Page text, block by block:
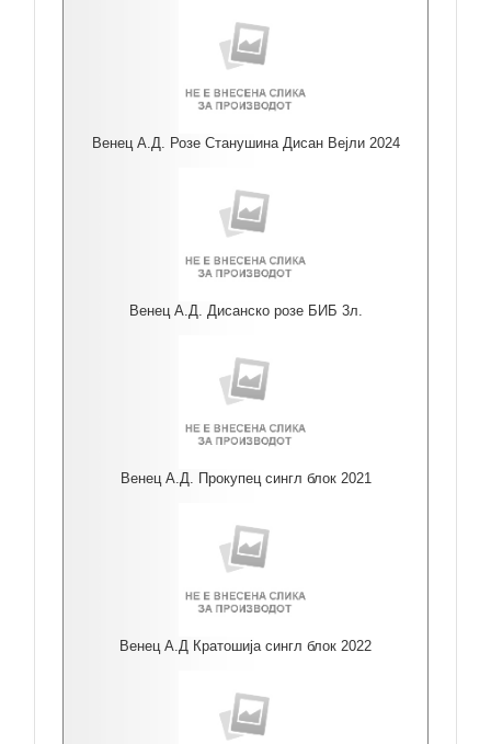
Венец А.Д. Розе Станушина Дисан Вејли 2024
Венец А.Д. Дисанско розе БИБ 3л.
Венец А.Д. Прокупец сингл блок 2021
Венец А.Д Кратошија сингл блок 2022